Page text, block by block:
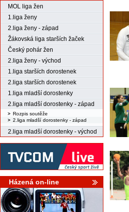
MOL liga žen
1.liga ženy
2.liga ženy - západ
Žákovská liga starších žaček
Český pohár žen
2.liga ženy - východ
1.liga starších dorostenek
2.liga starších dorostenek
1.liga mladší dorostenky
2.liga mladší dorostenky - západ
Rozpis soutěže
2.liga mladší dorostenky - západ
2.liga mladší dorostenky - východ
Házená on-line